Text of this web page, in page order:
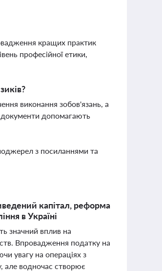
кращих практик
професійної етики,
виконання зобов'язань, а
допомагають
з посиланнями та
капітал, реформа
в Україні
значний вплив на
Впровадження податку на
увагу на операціях з
але водночас створює